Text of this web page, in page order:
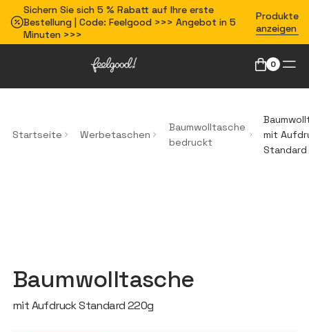
Sichern Sie sich 5 % Rabatt auf Ihre erste
Bestellung | Code: Feelgood >>> Angebot in 5
Minuten >>>
Produkte
anzeigen
0
Startseite Werbetaschen
Baumwolltasche
bedruckt
mit
Baumwolltasche
mit Aufdruck Standard 220g